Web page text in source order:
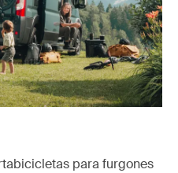
para furgones